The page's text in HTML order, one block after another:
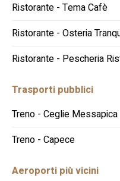
Ristorante - Tema Cafè
Ristorante - Osteria
Ristorante - Pescheria
Trasporti pubblici
Treno - Ceglie Messapica
Treno - Capece
Aeroporti più vicini